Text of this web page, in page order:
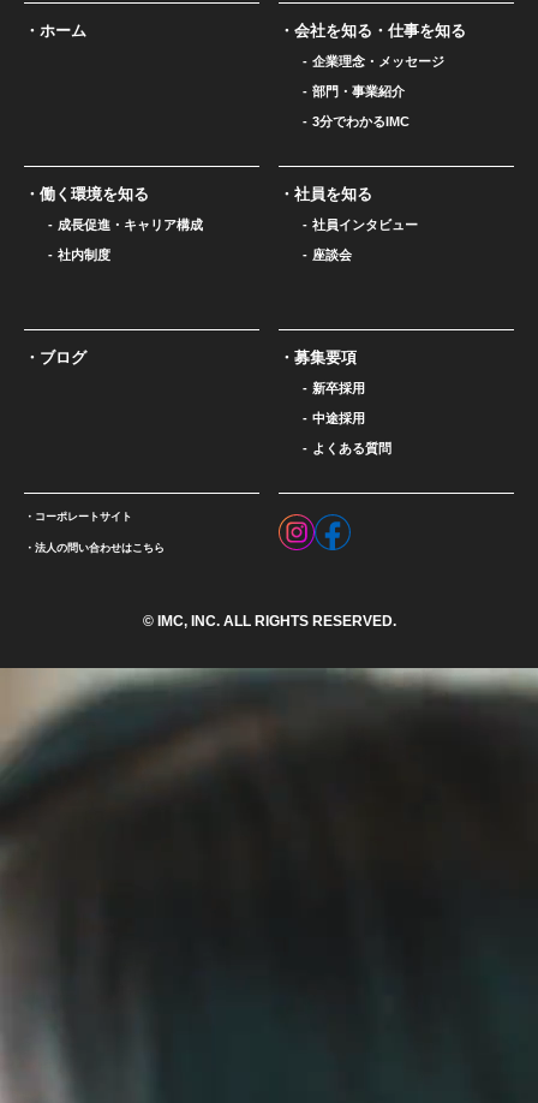
ホーム 会社を知る・仕事を知る
企業理念・メッセージ
部門・事業紹介
3分でわかるIMC
働く環境を知る
成長促進・キャリア構成
社内制度
社員を知る
社員インタビュー
座談会
ブログ 募集要項
新卒採用
中途採用
よくある質問
コーポレートサイト
法人の問い合わせはこちら
© IMC, INC. ALL RIGHTS RESERVED.